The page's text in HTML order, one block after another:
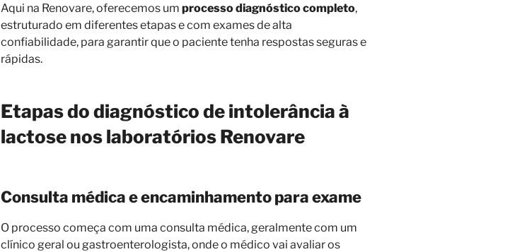
Aqui na Renovare, oferecemos um processo diagnóstico completo,
estruturado em diferentes etapas e com exames de alta
confiabilidade, para garantir que o paciente tenha respostas seguras e
rápidas.
Etapas do diagnóstico de intolerância à
lactose nos laboratórios Renovare
Consulta médica e encaminhamento para exame
O processo começa com uma consulta médica, geralmente com um
clínico geral ou gastroenterologista, onde o médico vai avaliar os